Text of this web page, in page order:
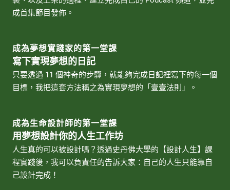
成首集節目發佈。
成為夢想實踐家的第一堂課
寫下實現夢想的日記
只要透過 11 個神奇的步驟，就能夠完成日記裡寫下的每一個
目標，我把這套方法稱之為實現夢想的「壹壹法則」。
成為生命設計師的第一堂課
用夢想設計你的人生工作坊
人生真的可以被設計嗎？透過史丹佛大學的【設計人生】課
程實踐後，我可以負責任的告訴大家：自己的人生只能靠自
己設計完成！